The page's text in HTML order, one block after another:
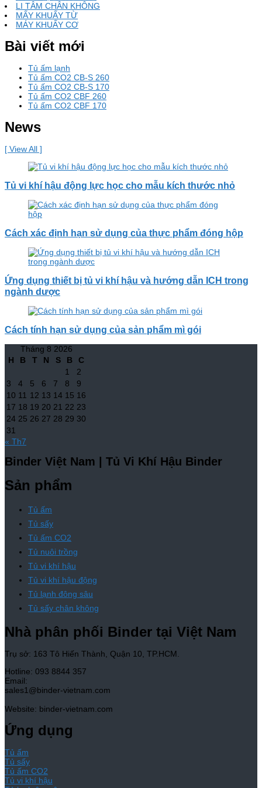
LI TÂM CHÂN KHÔNG
MẤY KHUẤY TỪ
MÁY KHUẤY CƠ
Bài viết mới
Tủ ấm lạnh
Tủ ấm CO2 CB-S 260
Tủ ấm CO2 CB-S 170
Tủ ấm CO2 CBF 260
Tủ ấm CO2 CBF 170
News
[ View All ]
Tủ vi khí hậu động lực học cho mẫu kích thước nhỏ
Cách xác định hạn sử dụng của thực phẩm đóng hộp
Ứng dụng thiết bị tủ vi khí hậu và hướng dẫn ICH trong
ngành dược
Cách tính hạn sử dụng của sản phẩm mì gói
Tháng 8 2026
H
B T N S B
C
1
2
3
4 5 6 7 8
9
10 11 12 13 14 15 16
17 18 19 20 21 22 23
24 25 26 27 28 29 30
31
« Th7
Binder Việt Nam | Tủ Vi Khí Hậu Binder
Sản phẩm
Tủ ấm
Tủ sấy
Tủ ấm CO2
Tủ nuôi trồng
Tủ vi khí hậu
Tủ vi khí hậu động
Tủ lạnh đông sâu
Tủ sấy chân không
Nhà phân phối Binder tại Việt Nam
Trụ sở: 163 Tô Hiến Thành, Quận 10, TP.HCM.
Hotline: 093 8844 357
Email:
sales1@binder-vietnam.com
Website: binder-vietnam.com
Ứng dụng
Tủ ấm
Tủ sấy
Tủ ấm CO2
Tủ vi khí hậu